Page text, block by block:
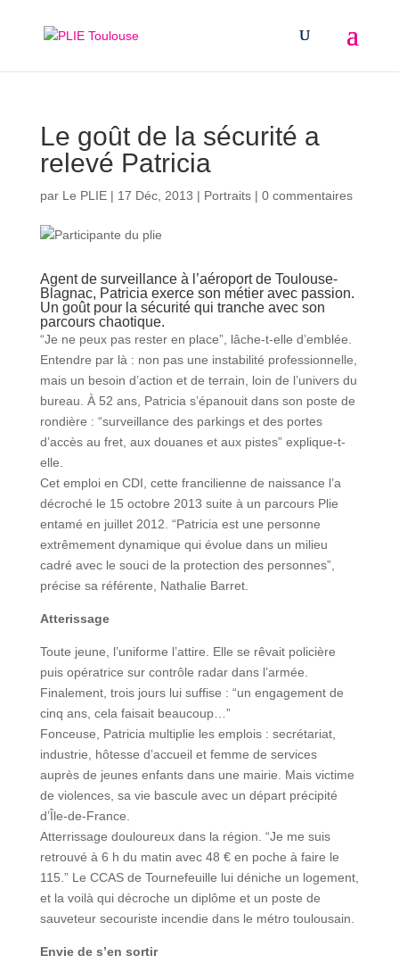
Le goût de la sécurité a
relevé Patricia
par Le PLIE| 17 Déc, 2013 | Portraits| 0 commentaires
Agent de surveillance à l’aéroport de Toulouse-
Blagnac, Patricia exerce son métier avec passion.
Un goût pour la sécurité qui tranche avec son
parcours chaotique.
“Je ne peux pas rester en place”, lâche-t-elle d’emblée.
Entendre par là : non pas une instabilité professionnelle,
mais un besoin d’action et de terrain, loin de l’univers du
bureau. À 52 ans, Patricia s’épanouit dans son poste de
rondière : “surveillance des parkings et des portes
d’accès au fret, aux douanes et aux pistes” explique-t-
elle.
Cet emploi en CDI, cette francilienne de naissance l’a
décroché le 15 octobre 2013 suite à un parcours Plie
entamé en juillet 2012. “Patricia est une personne
extrêmement dynamique qui évolue dans un milieu
cadré avec le souci de la protection des personnes”,
précise sa référente, Nathalie Barret.
Atterissage
Toute jeune, l’uniforme l’attire. Elle se rêvait policière
puis opératrice sur contrôle radar dans l’armée.
Finalement, trois jours lui suffise : “un engagement de
cinq ans, cela faisait beaucoup…”
Fonceuse, Patricia multiplie les emplois : secrétariat,
industrie, hôtesse d’accueil et femme de services
auprès de jeunes enfants dans une mairie. Mais victime
de violences, sa vie bascule avec un départ précipité
d’Île-de-France.
Atterrissage douloureux dans la région. “Je me suis
retrouvé à 6 h du matin avec 48 € en poche à faire le
115.” Le CCAS de Tournefeuille lui déniche un logement,
et la voilà qui décroche un diplôme et un poste de
sauveteur secouriste incendie dans le métro toulousain.
Envie de s’en sortir